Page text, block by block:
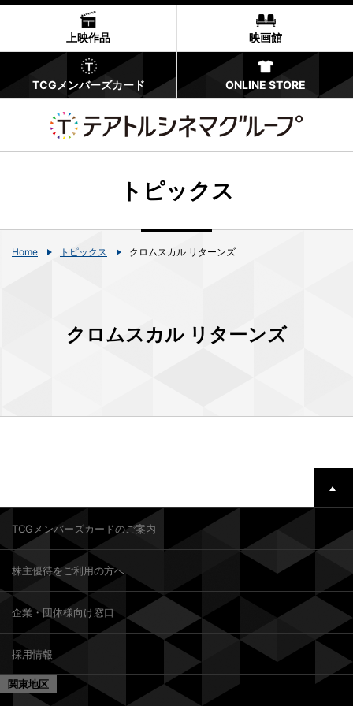
上映作品 映画館
TCGメンバーズカード ONLINE STORE
トピックス
Home トピックス クロムスカル リターンズ
クロムスカル リターンズ
TCGメンバーズカードのご案内
株主優待をご利用の方へ
企業・団体様向け窓口
採用情報
関東地区